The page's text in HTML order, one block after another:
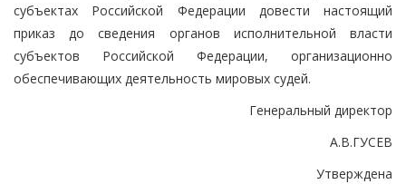
субъектах Российской Федерации довести настоящий
приказ до сведения органов исполнительной власти
субъектов Российской Федерации, организационно
обеспечивающих деятельность мировых судей.
Генеральный директор
А.В.ГУСЕВ
Утверждена